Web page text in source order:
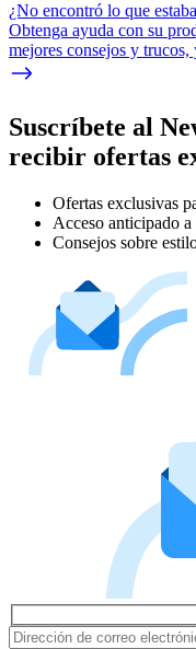
¿No encontró lo que
Obtenga ayuda con su
mejores consejos y
Suscríbete al
recibir ofertas
Ofertas exclusivas
Acceso anticipado a
Consejos sobre